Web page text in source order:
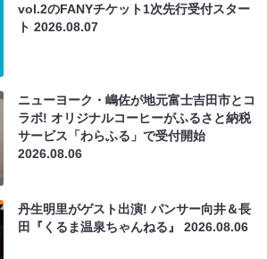
vol.2のFANYチケット1次先行受付スター
ト2026.08.07
ニューヨーク・嶋佐が地元富士吉田市とコ
ラボ! オリジナルコーヒーがふるさと納税
サービス「わらふる」で受付開始
2026.08.06
丹生明里がゲスト出演! パンサー向井＆長
田『くるま温泉ちゃんねる』2026.08.06